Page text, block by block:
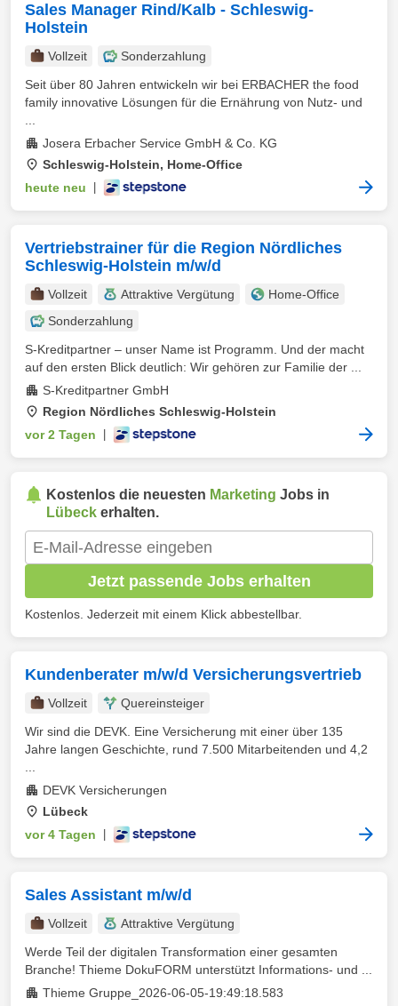
Sales Manager Rind/Kalb - Schleswig-
Holstein
Vollzeit
Sonderzahlung
Seit über 80 Jahren entwickeln wir bei ERBACHER the food
family innovative Lösungen für die Ernährung von Nutz- und
Josera Erbacher Service GmbH & Co. KG
Schleswig-Holstein, Home-Office
heute neu
Vertriebstrainer für die Region Nördliches
Schleswig-Holstein m/w/d
Vollzeit Attraktive Vergütung
Home-Office
Sonderzahlung
S-Kreditpartner – unser Name ist Programm. Und der macht
auf den ersten Blick deutlich: Wir gehören zur Familie der ...
S-Kreditpartner GmbH
Region Nördliches Schleswig-Holstein
vor 2 Tagen
Kostenlos die neuesten Marketing Jobs in
Lübeck erhalten.
Jetzt passende Jobs erhalten
Kostenlos. Jederzeit mit einem Klick abbestellbar.
Kundenberater m/w/d Versicherungsvertrieb
Vollzeit
Quereinsteiger
Wir sind die DEVK. Eine Versicherung mit einer über 135
Jahre langen Geschichte, rund 7.500 Mitarbeitenden und 4,2
DEVK Versicherungen
Lübeck
vor 4 Tagen
Sales Assistant m/w/d
Vollzeit
Attraktive Vergütung
Werde Teil der digitalen Transformation einer gesamten
Branche! Thieme DokuFORM unterstützt Informations- und ...
Thieme Gruppe_2026-06-05-19:49:18.583